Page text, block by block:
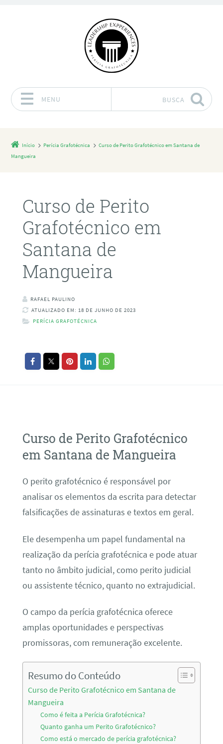
MENU BUSCA
Início Perícia Grafotécnica
Curso de Perito Grafotécnico em Santana de
Mangueira
Curso de Perito
Grafotécnico em
Santana de
Mangueira
RAFAEL PAULINO
ATUALIZADO EM: 18 DE JUNHO DE 2023
PERÍCIA GRAFOTÉCNICA
Curso de Perito Grafotécnico
em Santana de Mangueira
O perito grafotécnico é responsável por
analisar os elementos da escrita para detectar
falsificações de assinaturas e textos em geral.
Ele desempenha um papel fundamental na
realização da perícia grafotécnica e pode atuar
tanto no âmbito judicial, como perito judicial
ou assistente técnico, quanto no extrajudicial.
O campo da perícia grafotécnica oferece
amplas oportunidades e perspectivas
promissoras, com remuneração excelente.
Resumo do Conteúdo
Curso de Perito Grafotécnico em Santana de
Mangueira
Como é feita a Perícia Grafotécnica?
Quanto ganha um Perito Grafotécnico?
Como está o mercado de perícia grafotécnica?